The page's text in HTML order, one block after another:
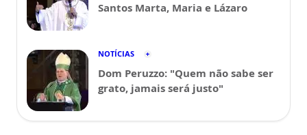
Santos Marta, Maria e Lázaro
NOTÍCIAS
Dom Peruzzo: "Quem não sabe ser
grato, jamais será justo"